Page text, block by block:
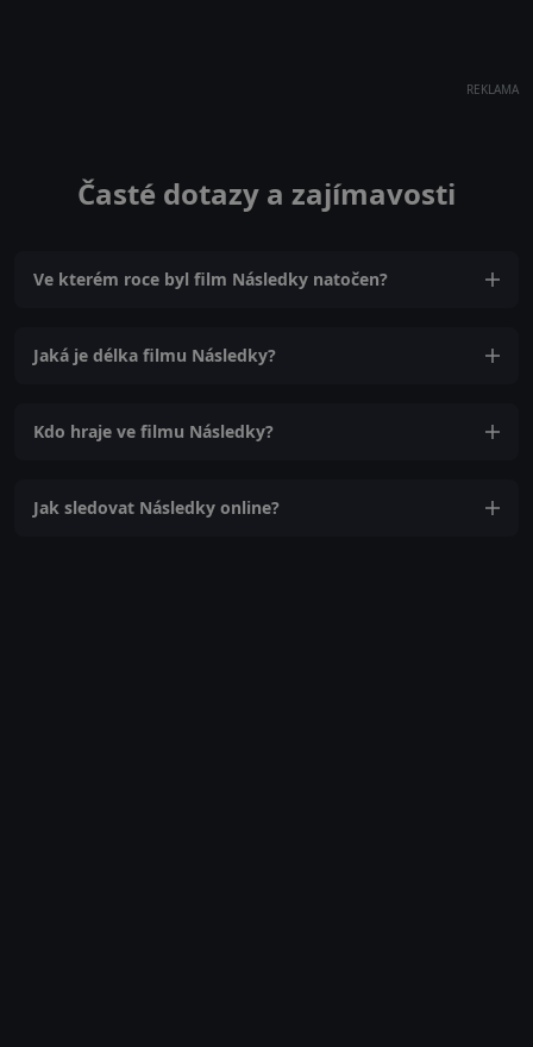
REKLAMA
Časté dotazy a zajímavosti
Ve kterém roce byl film Následky natočen?
Jaká je délka filmu Následky?
Kdo hraje ve filmu Následky?
Jak sledovat Následky online?